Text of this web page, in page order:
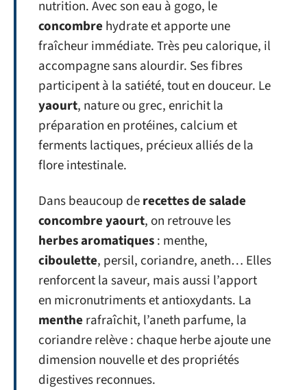
nutrition. Avec son eau à gogo, le
concombre hydrate et apporte une
fraîcheur immédiate. Très peu calorique, il
accompagne sans alourdir. Ses fibres
participent à la satiété, tout en douceur. Le
yaourt, nature ou grec, enrichit la
préparation en protéines, calcium et
ferments lactiques, précieux alliés de la
flore intestinale.
Dans beaucoup derecettes de salade
concombre yaourt, on retrouve les
herbes aromatiques: menthe,
ciboulette, persil, coriandre, aneth… Elles
renforcent la saveur, mais aussi l’apport
en micronutriments et antioxydants. La
menthe rafraîchit, l’aneth parfume, la
coriandre relève : chaque herbe ajoute une
dimension nouvelle et des propriétés
digestives reconnues.